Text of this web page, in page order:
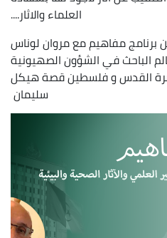
العلماء والاثار....
مفاهيم مع مروان لوناس
الباحث في الشؤون الصهيونية
القدس و فلسطين قصة هيكل
سليمان